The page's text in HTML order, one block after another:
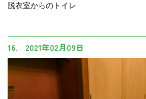
脱衣室からのトイレ
16. 2021年02月09日